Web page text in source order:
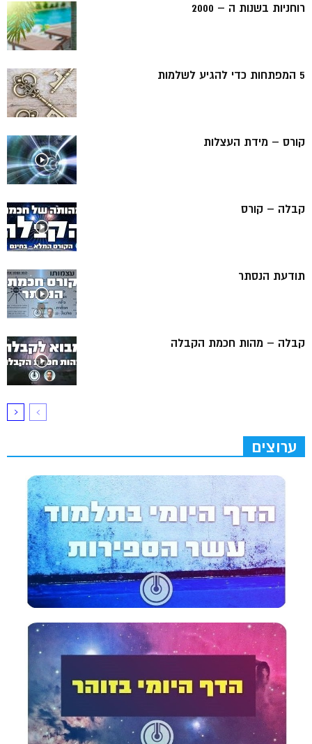
רוחניות בשנות ה – 2000
5 המפתחות כדי להגיע לשלמות
קורס – מידת העצלות
קבלה – קורס
תודעת הנסתר
קבלה – מהות חכמת הקבלה
ערוצים